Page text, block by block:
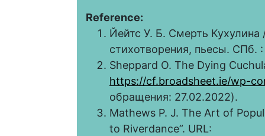
Reference:
Йейтс У. Б. Смерть
стихотворения, пьесы. СПб.
Sheppard O. The Dying
https://cf.broadsheet.ie/wp-
обращения: 27.02.2022).
Mathews P. J. The Art of
to Riverdance”. URL: